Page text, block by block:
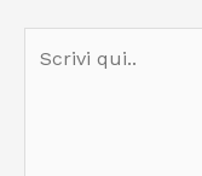
qui..